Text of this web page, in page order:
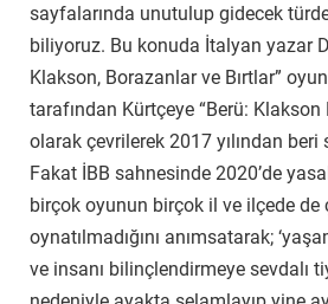
sayfalarında unutulup gidecek
biliyoruz. Bu konuda İtalyan yazar
Klakson, Borazanlar ve Bırtlar”
tarafından Kürtçeye “Berü: Klakson
olarak çevrilerek 2017 yılından
Fakat İBB sahnesinde 2020’de
birçok oyunun birçok il ve ilçede de
oynatılmadığını anımsatarak;
ve insanı bilinçlendirmeye sevdalı